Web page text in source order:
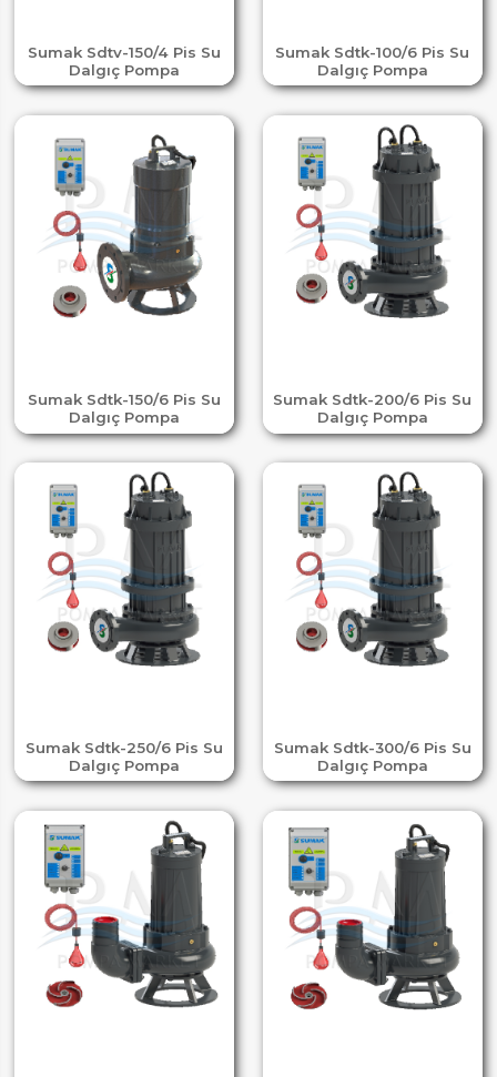
Sumak Sdtv-150/4 Pis Su
Dalgıç Pompa
Sumak Sdtk-100/6 Pis Su
Dalgıç Pompa
Sumak Sdtk-150/6 Pis Su
Dalgıç Pompa
Sumak Sdtk-200/6 Pis Su
Dalgıç Pompa
Sumak Sdtk-250/6 Pis Su
Dalgıç Pompa
Sumak Sdtk-300/6 Pis Su
Dalgıç Pompa